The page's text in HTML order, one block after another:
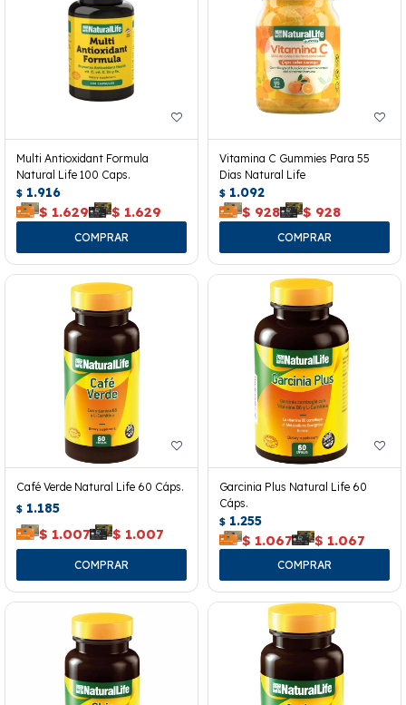
Multi Antioxidant Formula
Natural Life 100 Caps.
$ 1.916
$ 1.629 $ 1.629
Vitamina C Gummies Para 55
Dias Natural Life
$ 1.092
$ 928 $ 928
Café Verde Natural Life 60 Cáps.
$ 1.185
$ 1.007 $ 1.007
Garcinia Plus Natural Life 60
Cáps.
$ 1.255
$ 1.067 $ 1.067